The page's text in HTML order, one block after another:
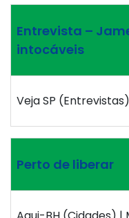
Entrevista –
intocáveis
Veja SP
Perto de liberar